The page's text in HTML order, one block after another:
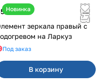
Новинка
₽
зеркала правый с
подогревом на Ларкуз
Под заказ
В корзину